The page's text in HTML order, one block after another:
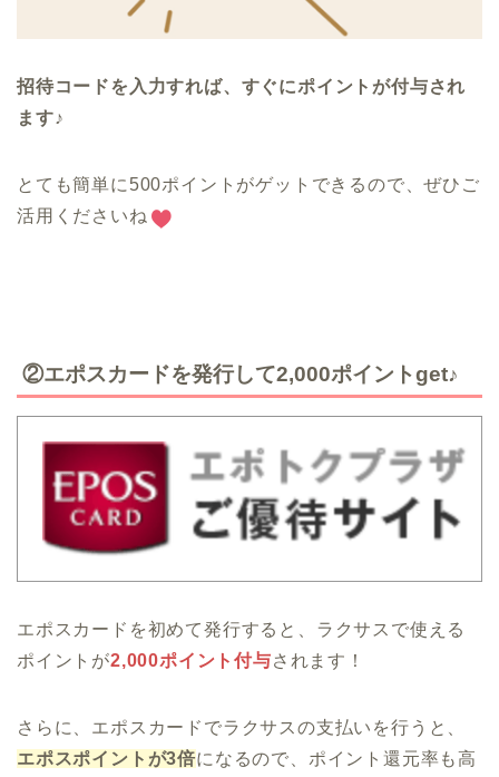
招待コードを入力すれば、すぐにポイントが付与され
ます♪
とても簡単に500ポイントがゲットできるので、ぜひご
活用くださいね
②エポスカードを発行して2,000ポイントget♪
エポスカードを初めて発行すると、ラクサスで使える
ポイントが2,000ポイント付与されます！
さらに、エポスカードでラクサスの支払いを行うと、
エポスポイントが3倍になるので、ポイント還元率も高